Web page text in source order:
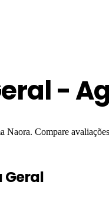
-
Compare
Geral